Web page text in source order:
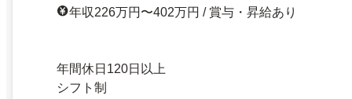
年収226万円〜402万円 / 賞与・昇給あり
年間休日120日以上
シフト制